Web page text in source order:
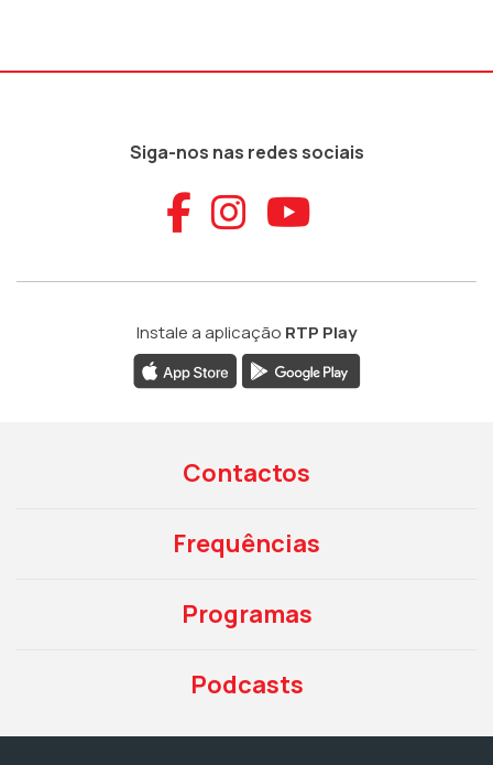
Siga-nos nas redes sociais
Aceder ao
Aceder ao
Aceder
Instale a aplicação RTP Play
Contactos
Frequências
Programas
Podcasts